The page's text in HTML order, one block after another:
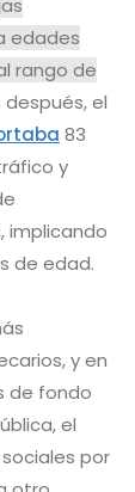
edades
rango de
el
83
y
implicando
de edad.
y en
de fondo
el
por